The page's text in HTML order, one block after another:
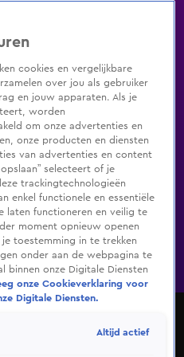
Zenders Genres
Shop
De Bondgenoten
cookies en vergelijkbare
over jou als gebruiker
en jouw apparaten. Als je
worden
om onze advertenties en
onze producten en diensten
van advertenties en content
selecteert of je
trackingtechnologieën
enkel functionele en essentiële
laten functioneren en veilig te
moment opnieuw openen
toestemming in te trekken
onder aan de webpagina te
binnen onze Digitale Diensten
onze Cookieverklaring voor
Digitale Diensten.
Altijd actief